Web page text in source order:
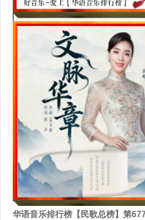
华语音乐排行榜【民歌总榜】第677